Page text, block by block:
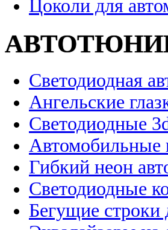
Цоколи для
Светодиодная
Ангельские
Светодиодные
Автомобильные
Гибкий неон
Светодиодные
Бегущие строки